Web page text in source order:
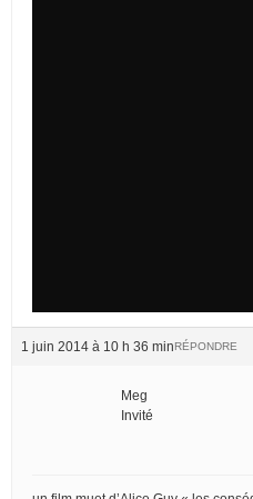
1 juin 2014 à 10 h 36 minRÉPONDRE
Meg
Invité